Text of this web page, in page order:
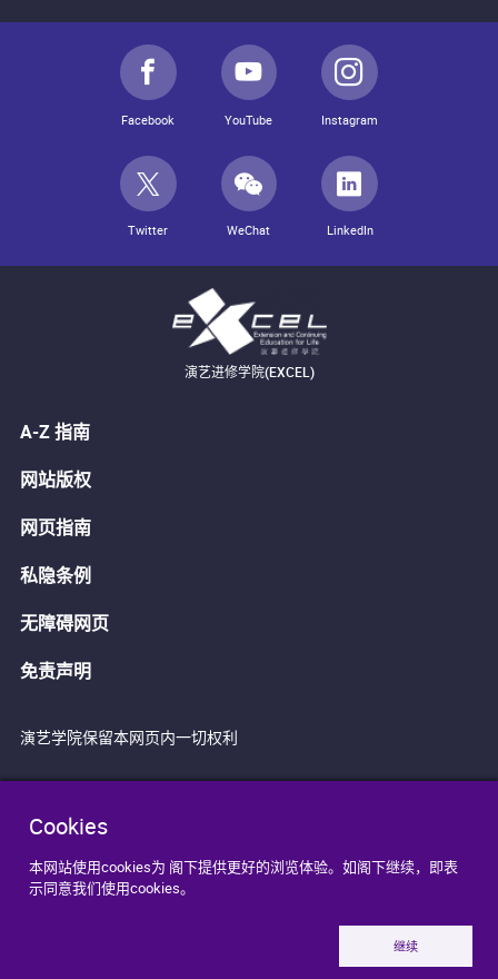
Cookies
本网站使用cookies为 阁下提供更好的浏览体验。如阁下继续，即表
示同意我们使用cookies。
继续
Facebook YouTube Instagram
Twitter WeChat LinkedIn
演艺进修学院(EXCEL)
A-Z 指南
网站版权
网页指南
私隐条例
无障碍网页
免责声明
演艺学院保留本网页内一切权利